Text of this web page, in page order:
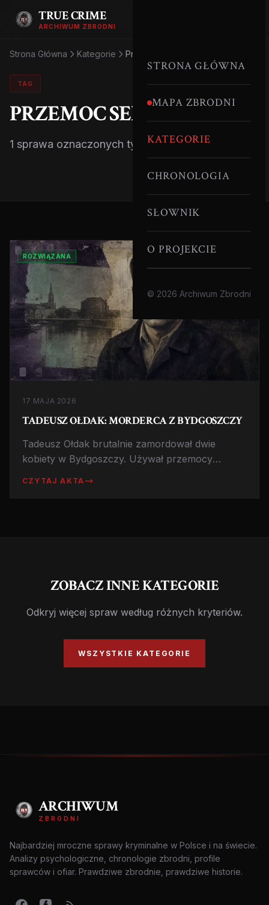
TRUE CRIME
ARCHIWUM ZBRODNI
STRONA GŁÓWNA
MAPA ZBRODNI
KATEGORIE
CHRONOLOGIA
SŁOWNIK
O PROJEKCIE
© 2026 Archiwum Zbrodni
Strona Główna Kategorie Przemoc Seksualna
TAG
PRZEMOC SEKSUALNA
1 sprawa oznaczonych tym tagiem.
ROZWIĄZANA
17 MAJA 2026
TADEUSZ OŁDAK: MORDERCA Z BYDGOSZCZY
Tadeusz Ołdak brutalnie zamordował dwie
kobiety w Bydgoszczy. Używał przemocy
CZYTAJ AKTA
ZOBACZ INNE KATEGORIE
Odkryj więcej spraw według różnych kryteriów.
WSZYSTKIE KATEGORIE
ARCHIWUM
ZBRODNI
Najbardziej mroczne sprawy kryminalne w Polsce i na świecie.
Analizy psychologiczne, chronologie zbrodni, profile
sprawców i ofiar. Prawdziwe zbrodnie, prawdziwe historie.